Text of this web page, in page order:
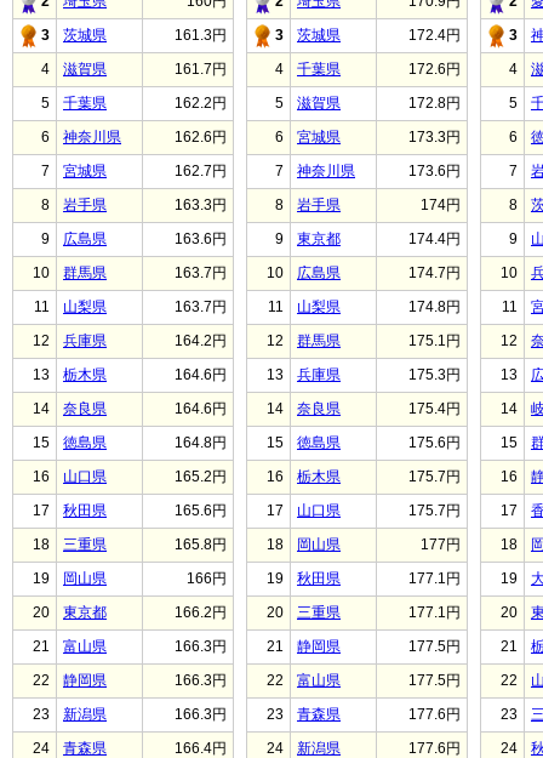
3
茨城県
161.3円
4
滋賀県
161.7円
5
千葉県
162.2円
6
神奈川県
162.6円
7
宮城県
162.7円
8
岩手県
163.3円
9
広島県
163.6円
10
群馬県
163.7円
11
山梨県
163.7円
12
兵庫県
164.2円
13
栃木県
164.6円
14
奈良県
164.6円
15
徳島県
164.8円
16
山口県
165.2円
17
秋田県
165.6円
18
三重県
165.8円
19
岡山県
166円
20
東京都
166.2円
21
富山県
166.3円
22
静岡県
166.3円
23
新潟県
166.3円
24
青森県
166.4円
3
茨城県
172.4円
4
千葉県
172.6円
5
滋賀県
172.8円
6
宮城県
173.3円
7
神奈川県
173.6円
8
岩手県
174円
9
東京都
174.4円
10
広島県
174.7円
11
山梨県
174.8円
12
群馬県
175.1円
13
兵庫県
175.3円
14
奈良県
175.4円
15
徳島県
175.6円
16
栃木県
175.7円
17
山口県
175.7円
18
岡山県
177円
19
秋田県
177.1円
20
三重県
177.1円
21
静岡県
177.5円
22
富山県
177.5円
23
青森県
177.6円
24
新潟県
177.6円
3
4
5
6
7
8
9
10
11
12
13
14
15
16
17
18
19
20
21
22
23
24